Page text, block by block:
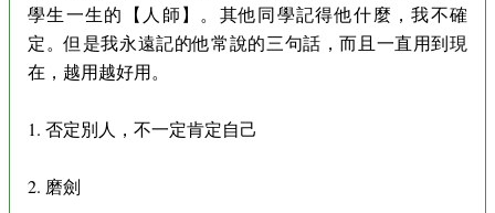
學生一生的【人師】。其他同學記得他什麼，我不確
定。但是我永遠記的他常說的三句話，而且一直用到現
在，越用越好用。
1. 否定別人，不一定肯定自己
2. 磨劍